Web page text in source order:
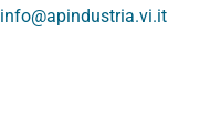
info@apindustria.vi.it